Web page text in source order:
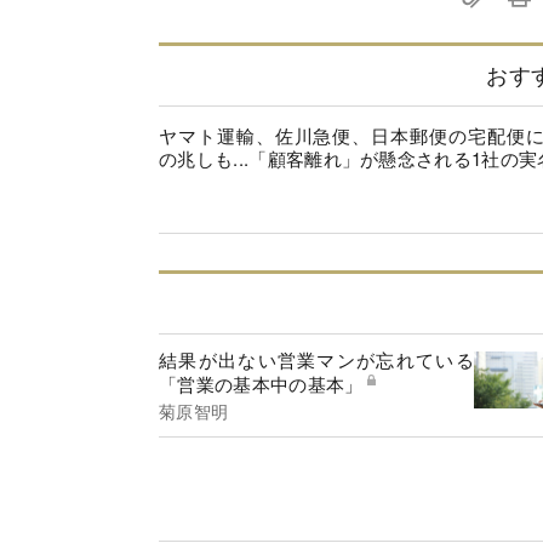
おす
ヤマト運輸、佐川急便、日本郵便の宅配便
の兆しも...「顧客離れ」が懸念される1社の実
結果が出ない営業マンが忘れている
「営業の基本中の基本」
菊原智明